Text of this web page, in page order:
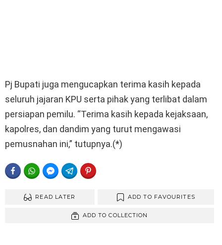
Pj Bupati juga mengucapkan terima kasih kepada
seluruh jajaran KPU serta pihak yang terlibat dalam
persiapan pemilu. “Terima kasih kepada kejaksaan,
kapolres, dan dandim yang turut mengawasi
pemusnahan ini,” tutupnya.(*)
FACEBOOKWHATSAPPFACEBOOK MESSENGER
TELEGRAM
READ LATER ADD TO FAVOURITES
ADD TO COLLECTION